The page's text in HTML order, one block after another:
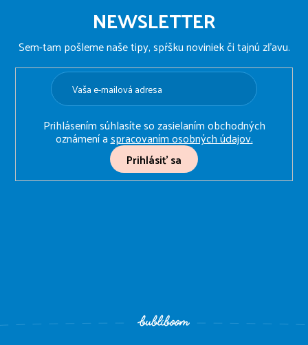
NEWSLETTER
Sem-tam pošleme naše tipy, spŕšku noviniek či tajnú zľavu.
Prihlásením súhlasíte so zasielaním obchodných
oznámení aspracovaním osobných údajov.
Prihlásiť sa